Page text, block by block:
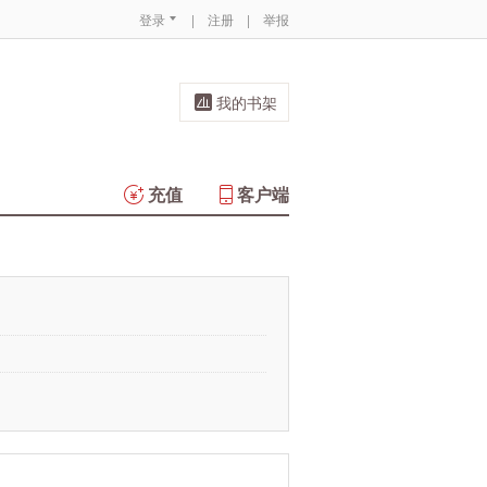
登录 | 注册 | 举报
我的书架
客户端
充值